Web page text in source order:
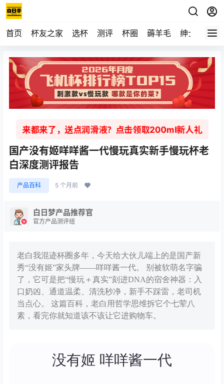
首页 杯友之家 选杯 测评 杯圈 薅羊毛 绅士 视频
来都来了，送点润滑液？点击领取200ml新人礼
国产没有姬咩咩酱一代慢玩真实新手慢玩杯老
白深度测评报告
产品百科 5 个月前
白日梦产品推荐官
官方产品测评组
老白我混迹杯圈多年，今天给大伙儿端上的是国产新
秀“没有姬”家头牌——咩咩酱一代。 别被软萌名字骗
了，它可是把“慢玩＋真实”刻进DNA的宿舍神器：入
口奶凶、通道温柔、清洗秒净，新手不踩雷，老司机
当点心。 这篇百科，老白用哲学思维拆它个七荤八
素，看完你就知道该不该让它进购物车。
没有姬 咩咩酱一代